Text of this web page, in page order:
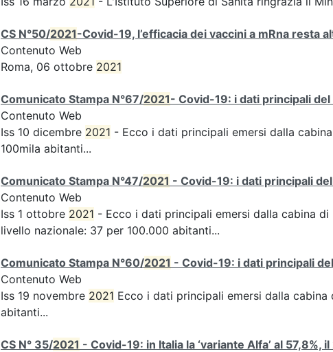
CS N°50/2021-Covid-19, l’efficacia dei vaccini a mRna resta
Contenuto Web
Roma, 06 ottobre 2021
Comunicato Stampa N°67/2021- Covid-19: i dati principali
Contenuto Web
Iss 10 dicembre 2021 - Ecco i dati principali emersi dalla
100mila abitanti...
Comunicato Stampa N°47/2021 - Covid-19: i dati principali
Contenuto Web
Iss 1 ottobre 2021 - Ecco i dati principali emersi dalla cabina di
livello nazionale: 37 per 100.000 abitanti...
Comunicato Stampa N°60/2021 - Covid-19: i dati principali
Contenuto Web
Iss 19 novembre 2021 Ecco i dati principali emersi dalla cabina
abitanti...
CS N° 35/2021 - Covid-19: in Italia la ‘variante Alfa’ al 57,8%,